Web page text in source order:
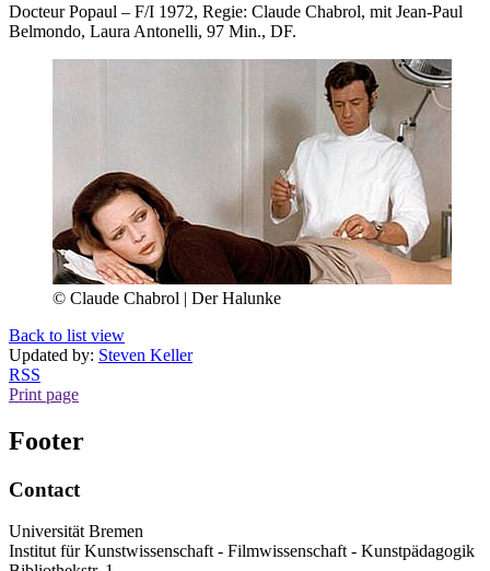
Docteur Popaul – F/I 1972, Regie: Claude Chabrol, mit Jean-Paul
Belmondo, Laura Antonelli, 97 Min., DF.
© Claude Chabrol | Der Halunke
Back to list view
Updated by: Steven Keller
RSS
Print page
Footer
Contact
Universität Bremen
Institut für Kunstwissenschaft - Filmwissenschaft - Kunstpädagogik